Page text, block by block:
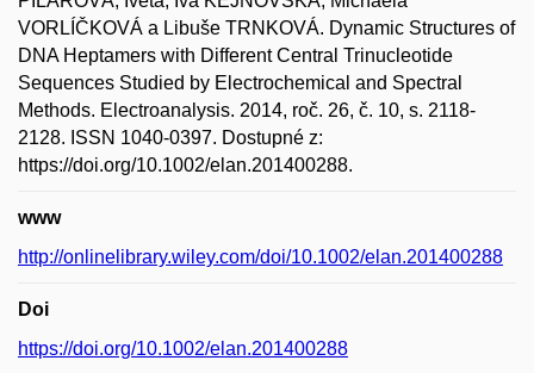
VORLÍČKOVÁ a Libuše TRNKOVÁ. Dynamic Structures of
DNA Heptamers with Different Central Trinucleotide
Sequences Studied by Electrochemical and Spectral
Methods. Electroanalysis. 2014, roč. 26, č. 10, s. 2118-
2128. ISSN 1040-0397. Dostupné z:
https://doi.org/10.1002/elan.201400288.
www
http://onlinelibrary.wiley.com/doi/10.1002/elan.201400288
Doi
https://doi.org/10.1002/elan.201400288